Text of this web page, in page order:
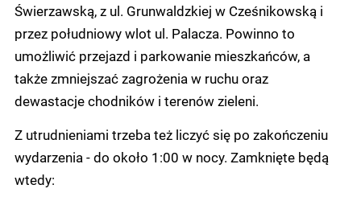
Świerzawską, z ul. Grunwaldzkiej w Cześnikowską i
przez południowy wlot ul. Palacza. Powinno to
umożliwić przejazd i parkowanie mieszkańców, a
także zmniejszać zagrożenia w ruchu oraz
dewastacje chodników i terenów zieleni.
Z utrudnieniami trzeba też liczyć się po zakończeniu
wydarzenia - do około 1:00 w nocy. Zamknięte będą
wtedy: